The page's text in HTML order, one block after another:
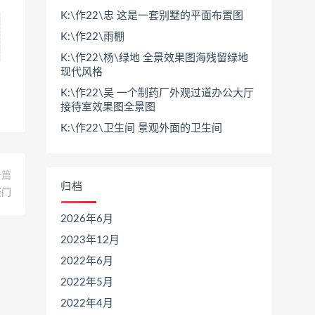
K:\作22\忠 这是一套别墅的平面布置图
K:\作22\雨棚
K:\作22\杨\绿地 全景效果图海残留绿地
现代风格
K:\作22\吴 一个制药厂外观过道办公大厅
接待室效果图全景图
K:\作22\卫生间 景观外面的卫生间
归档
2026年6月
2023年12月
2022年6月
2022年5月
2022年4月